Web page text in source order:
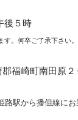
後５時
。何卒ご了承下さい。
福崎町南田原２
駅から播但線にお